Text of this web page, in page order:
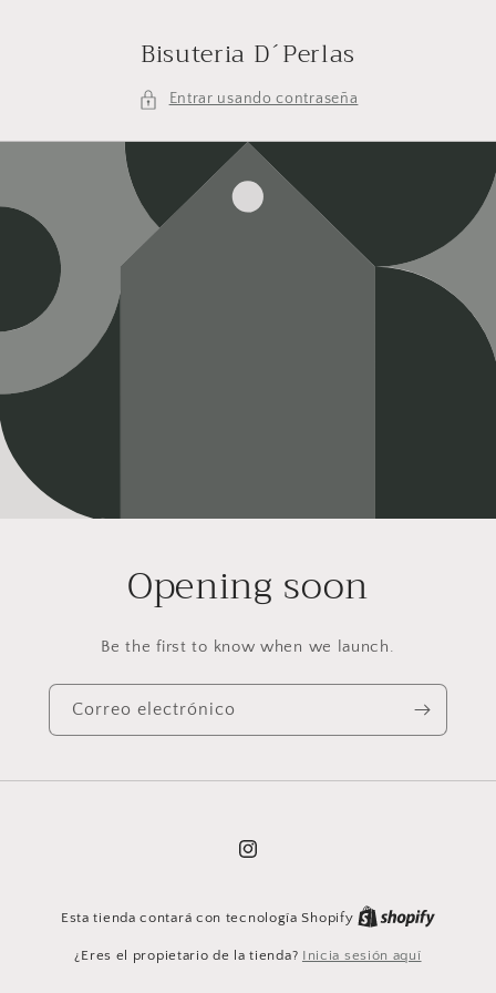
Bisuteria D´Perlas
Entrar usando contraseña
Opening soon
Be the first to know when we launch.
Correo electrónico
Instagram
Esta tienda contará con tecnología Shopify
¿Eres el propietario de la tienda? Inicia sesión aquí